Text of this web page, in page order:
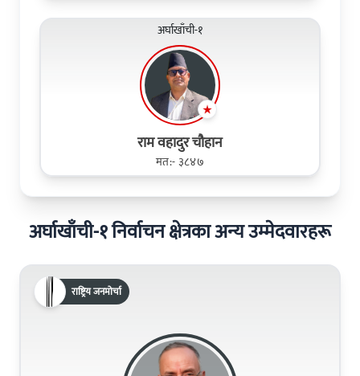
अर्घाखाँची-१
राम वहादुर चौहान
मत:- ३८४७
अर्घाखाँची-१ निर्वाचन क्षेत्रका अन्य उम्मेदवारहरू
राष्ट्रिय जनमोर्चा